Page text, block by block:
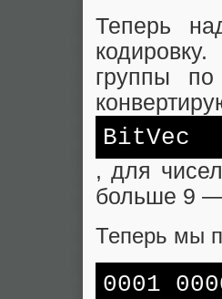
Теперь
группы
BitVec
, для
больше 9 —
Теперь мы
0001